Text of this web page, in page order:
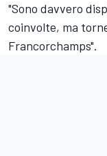
"Sono davvero
coinvolte, ma
Francorchamps".